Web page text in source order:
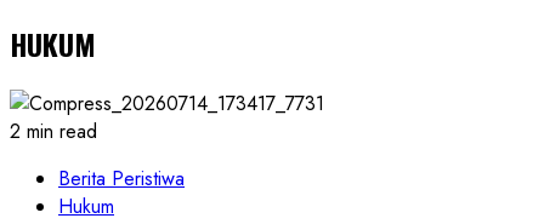
HUKUM
2 min read
Berita Peristiwa
Hukum